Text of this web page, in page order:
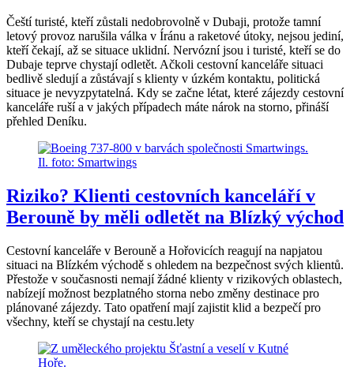
Čeští turisté, kteří zůstali nedobrovolně v Dubaji, protože tamní
letový provoz narušila válka v Íránu a raketové útoky, nejsou jediní,
kteří čekají, až se situace uklidní. Nervózní jsou i turisté, kteří se do
Dubaje teprve chystají odletět. Ačkoli cestovní kanceláře situaci
bedlivě sledují a zůstávají s klienty v úzkém kontaktu, politická
situace je nevyzpytatelná. Kdy se začne létat, které zájezdy cestovní
kanceláře ruší a v jakých případech máte nárok na storno, přináší
přehled Deníku.
Riziko? Klienti cestovních kanceláří v
Berouně by měli odletět na Blízký východ
Cestovní kanceláře v Berouně a Hořovicích reagují na napjatou
situaci na Blízkém východě s ohledem na bezpečnost svých klientů.
Přestože v současnosti nemají žádné klienty v rizikových oblastech,
nabízejí možnost bezplatného storna nebo změny destinace pro
plánované zájezdy. Tato opatření mají zajistit klid a bezpečí pro
všechny, kteří se chystají na cestu.lety